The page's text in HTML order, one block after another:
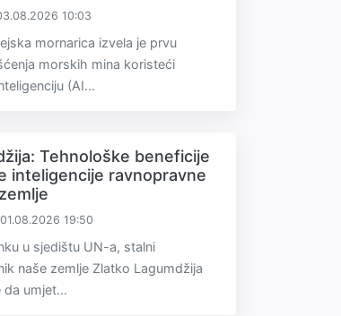
10:03
mornarica izvela je prvu
morskih mina koristeći
(AI...
Tehnološke beneficije
inteligencije ravnopravne
01.08.2026 19:50
u sjedištu UN-a, stalni
naše zemlje Zlatko Lagumdžija
da umjet...